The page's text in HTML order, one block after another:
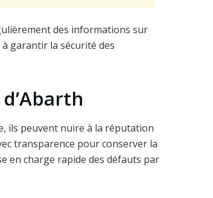
des informations sur
garantir la sécurité des
ils peuvent nuire à la réputation
transparence pour conserver la
en charge rapide des défauts par